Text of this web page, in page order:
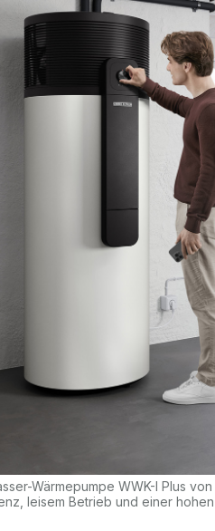
Wärmepumpe WWK-I Plus
leisem Betrieb und einer